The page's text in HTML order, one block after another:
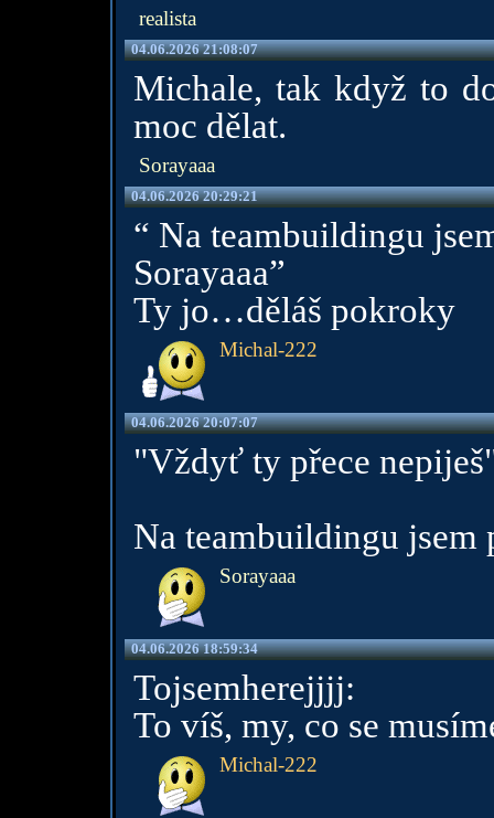
realista
04.06.2026 21:08:07
Michale, tak když to
moc dělat.
Sorayaaa
04.06.2026 20:29:21
“ Na teambuildingu
Sorayaaa”
Ty jo…děláš pokroky
Michal-222
04.06.2026 20:07:07
"Vždyť ty přece
Na teambuildingu jsem
Sorayaaa
04.06.2026 18:59:34
Tojsemherejjjj:
To víš, my, co se
Michal-222